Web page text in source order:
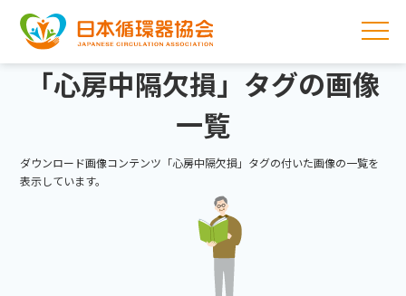
「心房中隔欠損」タグの画像
一覧
ダウンロード画像コンテンツ「心房中隔欠損」タグの付いた画像の一覧を
表示しています。